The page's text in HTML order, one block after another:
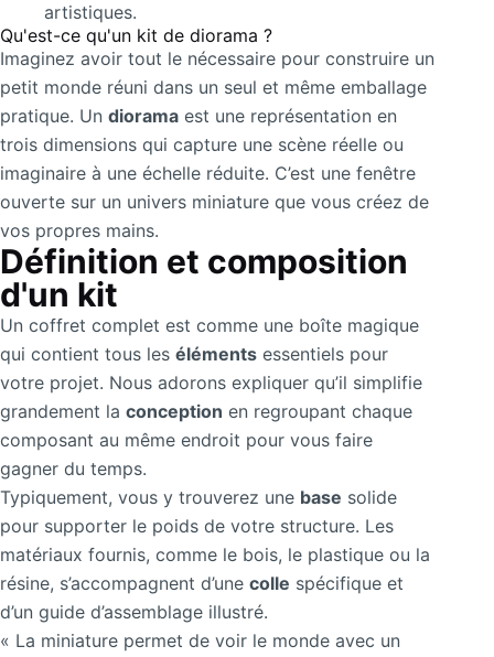
artistiques.
Qu'est-ce qu'un kit de diorama ?
Imaginez avoir tout le nécessaire pour construire un
petit monde réuni dans un seul et même emballage
pratique. Un diorama est une représentation en
trois dimensions qui capture une scène réelle ou
imaginaire à une échelle réduite. C’est une fenêtre
ouverte sur un univers miniature que vous créez de
vos propres mains.
Définition et composition
d'un kit
Un coffret complet est comme une boîte magique
qui contient tous les éléments essentiels pour
votre projet. Nous adorons expliquer qu’il simplifie
grandement la conception en regroupant chaque
composant au même endroit pour vous faire
gagner du temps.
Typiquement, vous y trouverez une base solide
pour supporter le poids de votre structure. Les
matériaux fournis, comme le bois, le plastique ou la
résine, s’accompagnent d’une colle spécifique et
d’un guide d’assemblage illustré.
« La miniature permet de voir le monde avec un